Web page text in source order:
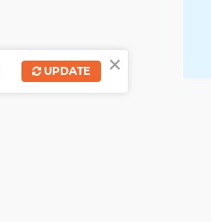
×
UPDATE